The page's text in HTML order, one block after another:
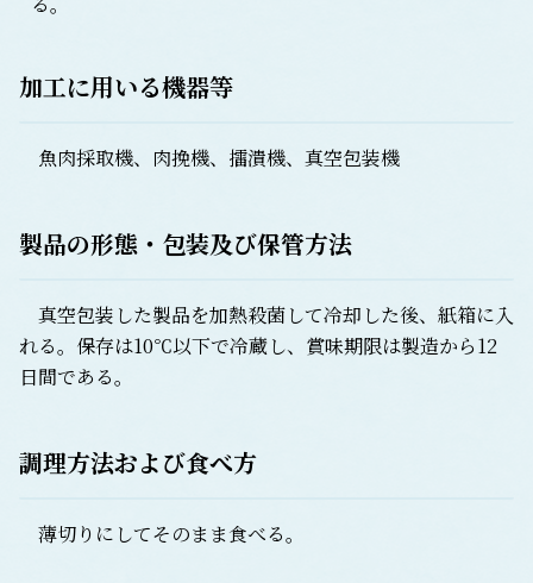
加工に用いる機器等
魚肉採取機、肉挽機、擂潰機、真空包装機
製品の形態・包装及び保管方法
真空包装した製品を加熱殺菌して冷却した後、紙箱に入
れる。保存は10℃以下で冷蔵し、賞味期限は製造から12
日間である。
調理方法および食べ方
薄切りにしてそのまま食べる。